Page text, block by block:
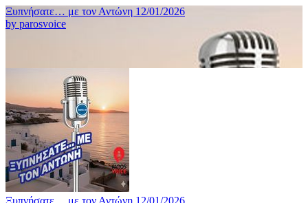
Ξυπνήσατε… με τον Αντώνη 12/01/2026
by parosvoice
Ξυπνήσατε… με τον Αντώνη 12/01/2026